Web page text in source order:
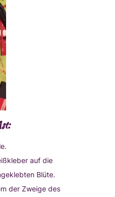
auf die
Blüte.
der Zweige des